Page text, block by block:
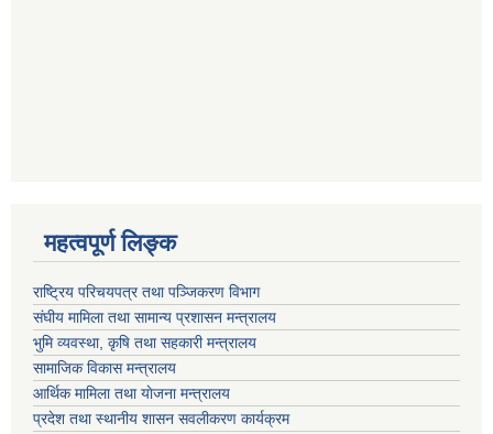
महत्वपूर्ण लि‍‍‍‍‍‌ङ्क
राष्ट्रिय परिचयपत्र तथा पञ्जिकरण विभाग
संघीय मामिला तथा सामान्य प्रशासन मन्त्रालय
भुमि व्यवस्था, कृषि तथा सहकारी मन्त्रालय
सामाजिक विकास मन्त्रालय
आर्थिक मामिला तथा याेजना मन्त्रालय
प्रदेश तथा स्थानीय शासन सवलीकरण कार्यक्रम